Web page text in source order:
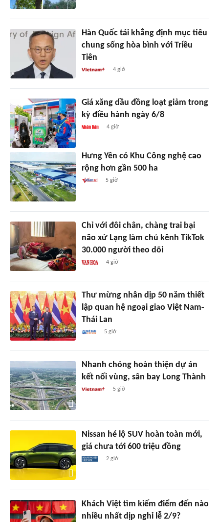
Hàn Quốc tái khẳng định mục tiêu
chung sống hòa bình với Triều
Tiên
4 giờ
Giá xăng dầu đồng loạt giảm trong
kỳ điều hành ngày 6/8
4 giờ
Hưng Yên có Khu Công nghệ cao
rộng hơn gần 500 ha
5 giờ
Chỉ với đôi chân, chàng trai bại
não xứ Lạng làm chủ kênh TikTok
30.000 người theo dõi
4 giờ
Thư mừng nhân dịp 50 năm thiết
lập quan hệ ngoại giao Việt Nam-
Thái Lan
5 giờ
Nhanh chóng hoàn thiện dự án
kết nối vùng, sân bay Long Thành
5 giờ
Nissan hé lộ SUV hoàn toàn mới,
giá chưa tới 600 triệu đồng
2 giờ
Khách Việt tìm kiếm điểm đến nào
nhiều nhất dịp nghỉ lễ 2/9?